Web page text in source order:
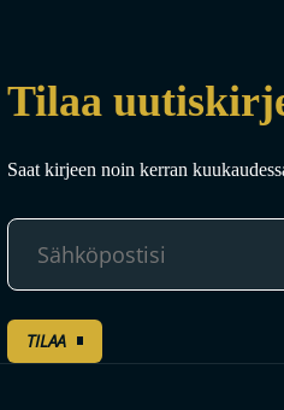
Tilaa
Saat kirjeen noin kerran
TILAA